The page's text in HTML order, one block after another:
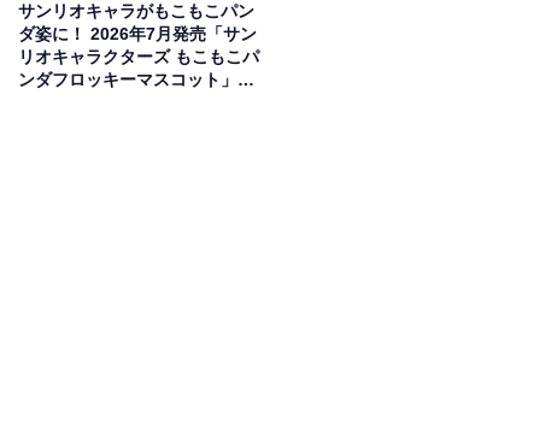
サンリオキャラがもこもこパン
ダ姿に！ 2026年7月発売「サン
リオキャラクターズ もこもこパ
ンダフロッキーマスコット」全